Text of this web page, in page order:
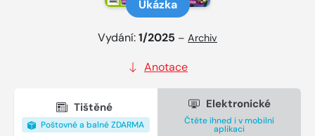
Ukázka
Vydání:1/2025 – Archiv
Anotace
Tištěné
Poštovné a balné ZDARMA
Elektronické
Čtěte ihned i v mobilní
aplikaci